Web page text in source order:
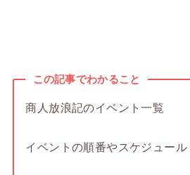
この記事でわかること
商人放浪記のイベント一覧
イベントの順番やスケジュール